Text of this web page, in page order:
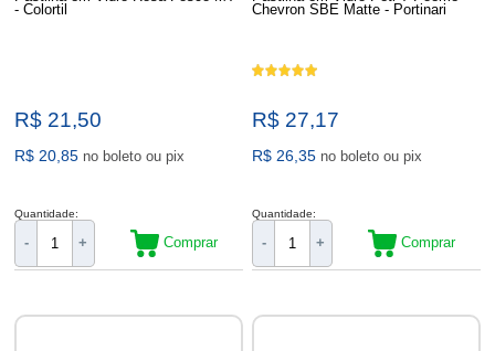
- Colortil
R$ 21,50
R$ 20,85 no boleto ou pix
Quantidade:
- + Comprar
Chevron SBE Matte - Portinari
R$ 27,17
R$ 26,35 no boleto ou pix
Quantidade:
- + Comprar